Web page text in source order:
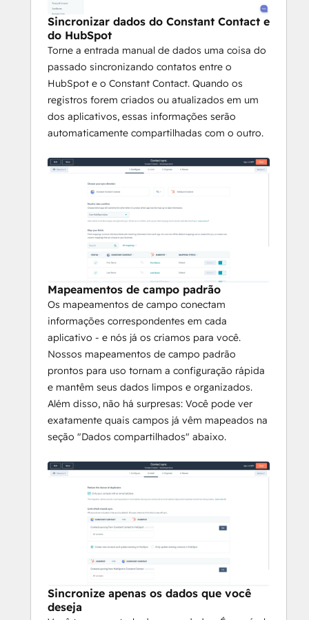
Sincronizar dados do Constant Contact e
do HubSpot
Torne a entrada manual de dados uma coisa do
passado sincronizando contatos entre o
HubSpot e o Constant Contact. Quando os
registros forem criados ou atualizados em um
dos aplicativos, essas informações serão
automaticamente compartilhadas com o outro.
Mapeamentos de campo padrão
Os mapeamentos de campo conectam
informações correspondentes em cada
aplicativo - e nós já os criamos para você.
Nossos mapeamentos de campo padrão
prontos para uso tornam a configuração rápida
e mantêm seus dados limpos e organizados.
Além disso, não há surpresas: Você pode ver
exatamente quais campos já vêm mapeados na
seção "Dados compartilhados" abaixo.
Sincronize apenas os dados que você
deseja